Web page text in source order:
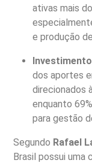
ativas mais do
e produção de
dos aportes
direcionados
enquanto 69%
para gestão
Segundo Rafael
Brasil possui uma